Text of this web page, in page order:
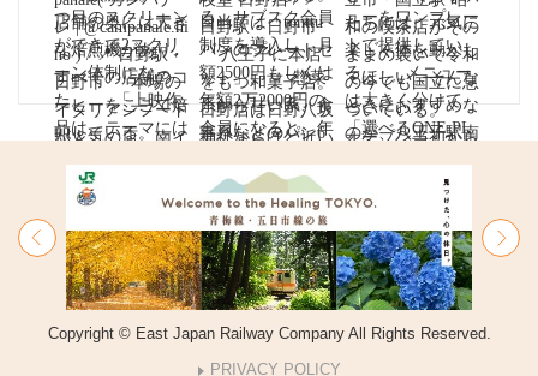
Copyright © East Japan Railway Company All Rights Reserved.
PRIVACY POLICY